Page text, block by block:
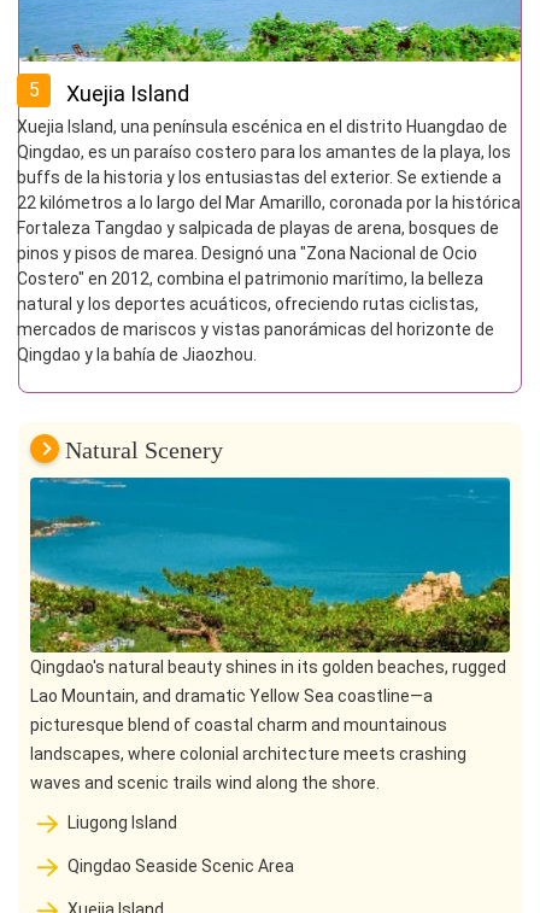
5 Xuejia Island
Xuejia Island, una península escénica en el distrito Huangdao de
Qingdao, es un paraíso costero para los amantes de la playa, los
buffs de la historia y los entusiastas del exterior. Se extiende a
22 kilómetros a lo largo del Mar Amarillo, coronada por la histórica
Fortaleza Tangdao y salpicada de playas de arena, bosques de
pinos y pisos de marea. Designó una "Zona Nacional de Ocio
Costero" en 2012, combina el patrimonio marítimo, la belleza
natural y los deportes acuáticos, ofreciendo rutas ciclistas,
mercados de mariscos y vistas panorámicas del horizonte de
Qingdao y la bahía de Jiaozhou.
Natural Scenery
Qingdao's natural beauty shines in its golden beaches, rugged
Lao Mountain, and dramatic Yellow Sea coastline—a
picturesque blend of coastal charm and mountainous
landscapes, where colonial architecture meets crashing
waves and scenic trails wind along the shore.
Liugong Island
Qingdao Seaside Scenic Area
Xuejia Island